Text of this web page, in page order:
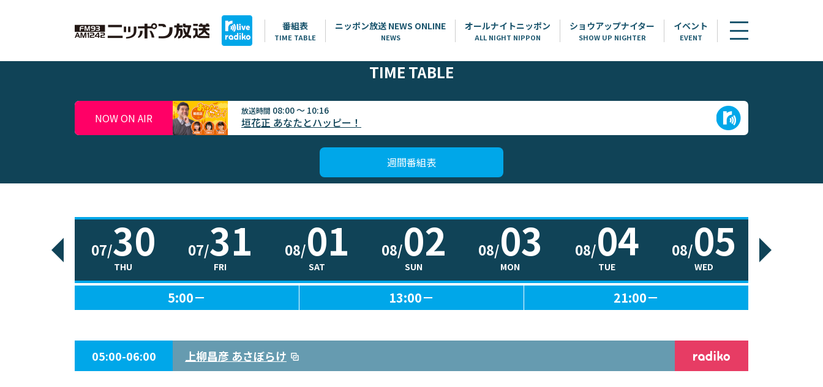
番組表
TIME TABLE
ニッポン放送 NEWS ONLINE
NEWS
オールナイトニッポン
ALL NIGHT NIPPON
ショウアップナイター
SHOW UP NIGHTER
イベント
EVENT
TIME TABLE
NOW ON AIR 放送時間 08:00 ～ 10:16
垣花正 あなたとハッピー！
週間番組表
07/30
THU
07/31
FRI
08/01
SAT
08/02
SUN
08/03
MON
08/04
TUE
08/05
WED
08/
5:00－ 13:00－ 21:00－
05:00-06:00 上柳昌彦 あさぼらけ